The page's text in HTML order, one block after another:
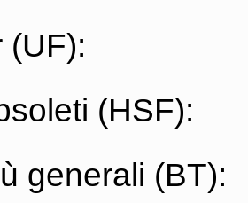
(UF):
(HSF):
generali (BT):